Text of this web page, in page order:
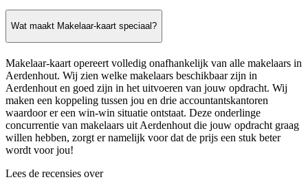
Wat maakt Makelaar-kaart speciaal?
Makelaar-kaart opereert volledig onafhankelijk van alle makelaars in
Aerdenhout. Wij zien welke makelaars beschikbaar zijn in
Aerdenhout en goed zijn in het uitvoeren van jouw opdracht. Wij
maken een koppeling tussen jou en drie accountantskantoren
waardoor er een win-win situatie ontstaat. Deze onderlinge
concurrentie van makelaars uit Aerdenhout die jouw opdracht graag
willen hebben, zorgt er namelijk voor dat de prijs een stuk beter
wordt voor jou!
Lees de recensies over